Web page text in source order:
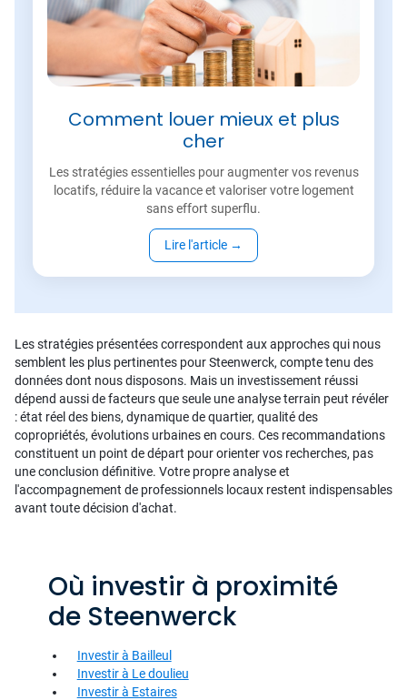
Comment louer mieux et plus
cher
Les stratégies essentielles pour augmenter vos revenus
locatifs, réduire la vacance et valoriser votre logement
sans effort superflu.
Lire l'article →
Les stratégies présentées correspondent aux approches qui nous
semblent les plus pertinentes pour Steenwerck, compte tenu des
données dont nous disposons. Mais un investissement réussi
dépend aussi de facteurs que seule une analyse terrain peut révéler
: état réel des biens, dynamique de quartier, qualité des
copropriétés, évolutions urbaines en cours. Ces recommandations
constituent un point de départ pour orienter vos recherches, pas
une conclusion définitive. Votre propre analyse et
l'accompagnement de professionnels locaux restent indispensables
avant toute décision d'achat.
Où investir à proximité
de Steenwerck
Investir à Bailleul
Investir à Le doulieu
Investir à Estaires